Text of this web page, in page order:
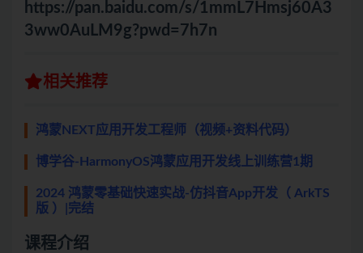
https://pan.baidu.com/s/1mmL7Hmsj60A3
3ww0AuLM9g?pwd=7h7n
相关推荐
鸿蒙NEXT应用开发工程师（视频+资料代码）
博学谷-HarmonyOS鸿蒙应用开发线上训练营1期
2024 鸿蒙零基础快速实战-仿抖音App开发（ ArkTS
版 ）|完结
课程介绍